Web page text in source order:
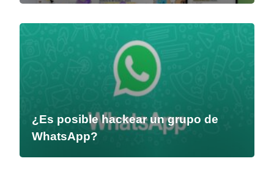
¿Es posible hackear un grupo de
WhatsApp?